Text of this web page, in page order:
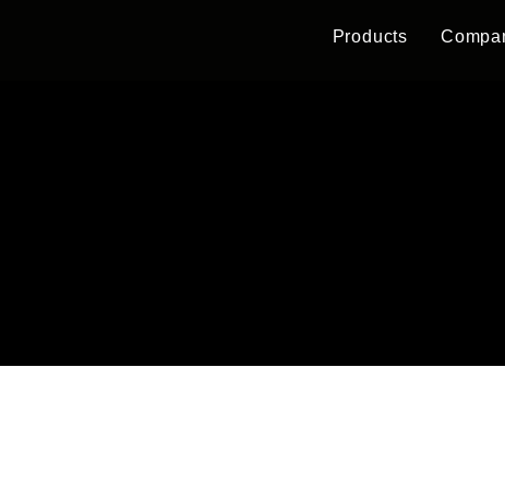
Products